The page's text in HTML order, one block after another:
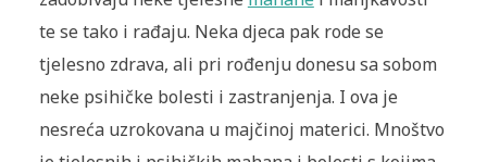
te se tako i rađaju. Neka djeca pak rode se
tjelesno zdrava, ali pri rođenju donesu sa sobom
neke psihičke bolesti i zastranjenja. I ova je
nesreća uzrokovana u majčinoj materici. Mnoštvo